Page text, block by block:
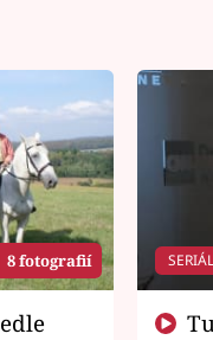
8 fotografií